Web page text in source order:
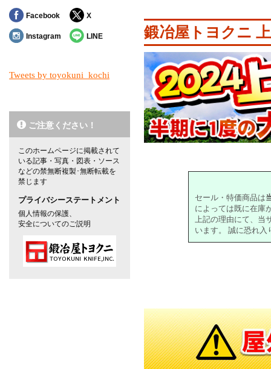
鍛冶屋トヨクニ
セール・特価商品は
によっては既に在庫
上記の理由にて、当
います。 誠に恐れ
Facebook X
Instagram LINE
Tweets by toyokuni_kochi
ご注意ください！
このホームページに掲載されて
いる記事・写真・図表・ソース
などの禁無断複製･無断転載を
禁じます
プライバシーステートメント
個人情報の保護、
安全についてのご説明